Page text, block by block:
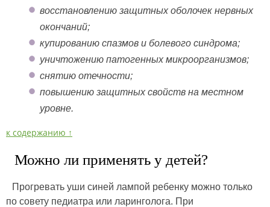
восстановлению защитных оболочек нервных
окончаний;
купированию спазмов и болевого синдрома;
уничтожению патогенных микроорганизмов;
снятию отечности;
повышению защитных свойств на местном
уровне.
к содержанию ↑
Можно ли применять у детей?
Прогревать уши синей лампой ребенку можно только
по совету педиатра или ларинголога. При